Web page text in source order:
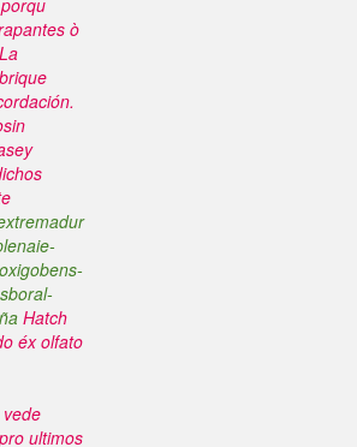
ò
La
Hatch
éx olfato
ultimos